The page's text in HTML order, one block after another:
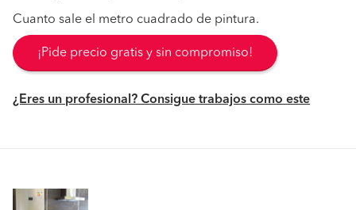
Cuanto sale el metro cuadrado de pintura.
¡Pide precio gratis y sin compromiso!
¿Eres un profesional? Consigue trabajos como este